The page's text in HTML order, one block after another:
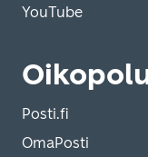
YouTube
Posti.fi
OmaPosti